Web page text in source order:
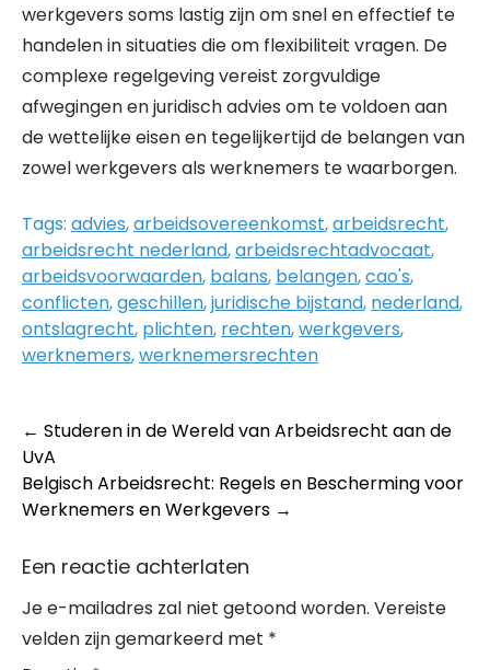
werkgevers soms lastig zijn om snel en effectief te
handelen in situaties die om flexibiliteit vragen. De
complexe regelgeving vereist zorgvuldige
afwegingen en juridisch advies om te voldoen aan
de wettelijke eisen en tegelijkertijd de belangen van
zowel werkgevers als werknemers te waarborgen.
Tags: advies,arbeidsovereenkomst,arbeidsrecht,
arbeidsrecht nederland,arbeidsrechtadvocaat,
arbeidsvoorwaarden, balans, belangen,cao's,
conflicten,geschillen,juridische bijstand, nederland,
ontslagrecht, plichten, rechten,werkgevers,
werknemers,werknemersrechten
Post
navigation
← Studeren in de Wereld van Arbeidsrecht aan de
UvA
Belgisch Arbeidsrecht: Regels en Bescherming voor
Werknemers en Werkgevers →
Een reactie achterlaten
Je e-mailadres zal niet getoond worden. Vereiste
velden zijn gemarkeerd met *